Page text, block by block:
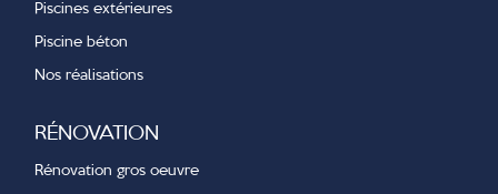
Piscines extérieures
Piscine béton
Nos réalisations
RÉNOVATION
Rénovation gros oeuvre